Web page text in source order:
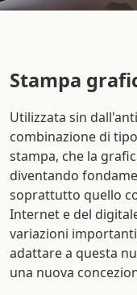
Stampa
Utilizzata sin
combinazione di
stampa, che la
diventando
soprattutto quello
Internet e del
variazioni
adattare a questa
una nuova